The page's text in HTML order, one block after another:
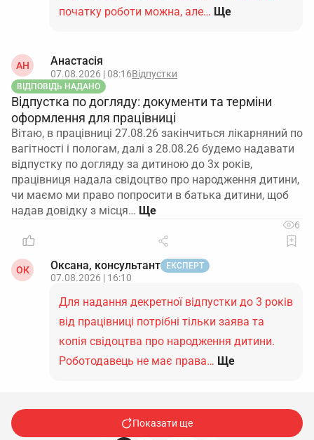
початку роботи можна, але… Ще
АН Анастасія
07.08.2026 | 08:16Відпустки
ВІДПОВІДЬ НАДАНО
Відпустка по догляду: документи та терміни
оформлення для працівниці
Вітаю, в працівниці 27.08.26 закінчиться лікарняний по
вагітності і пологам, далі з 28.08.26 будемо надавати
відпустку по догляду за дитиною до 3х років,
працівниця надала свідоцтво про народження дитини,
чи маємо ми право попросити в батька дитини, щоб
надав довідку з місця…
6
ОК Оксана, консультант ЕКСПЕРТ
07.08.2026 | 16:10
Для надання декретної відпустки до 3 років
від працівниці потрібні тільки заява та
копія свідоцтва про народження дитини.
Роботодавець не має права… Ще
Показати ще